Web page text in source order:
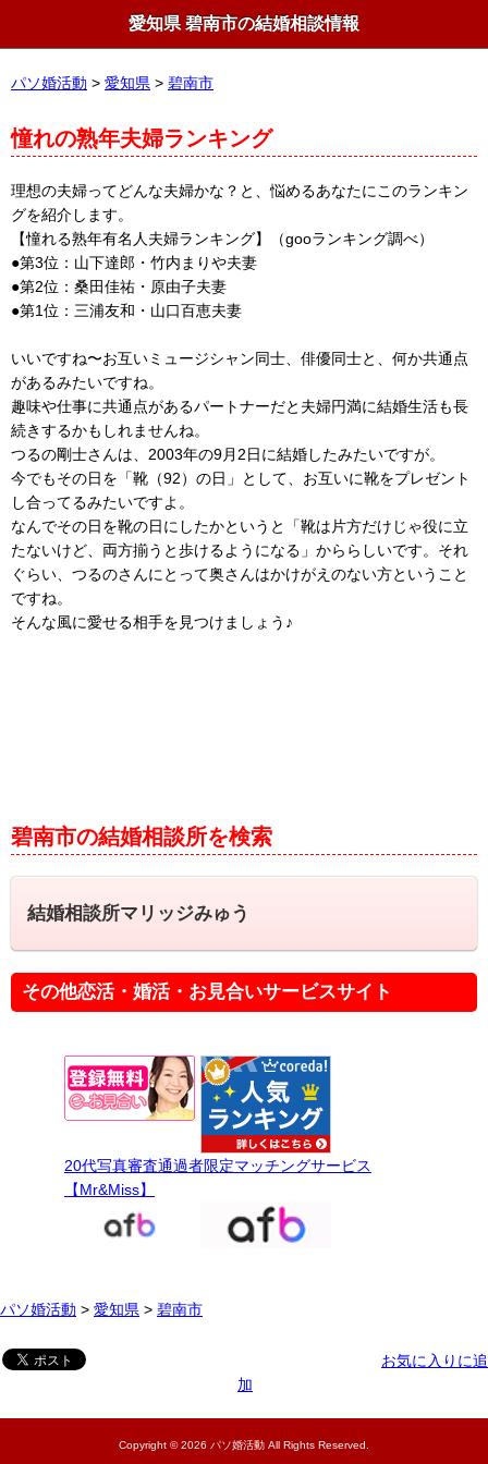
愛知県 碧南市の結婚相談情報
パソ婚活動 > 愛知県 > 碧南市
憧れの熟年夫婦ランキング
理想の夫婦ってどんな夫婦かな？と、悩めるあなたにこのランキン
グを紹介します。
【憧れる熟年有名人夫婦ランキング】（gooランキング調べ）
●第3位：山下達郎・竹内まりや夫妻
●第2位：桑田佳祐・原由子夫妻
●第1位：三浦友和・山口百恵夫妻
いいですね〜お互いミュージシャン同士、俳優同士と、何か共通点
があるみたいですね。
趣味や仕事に共通点があるパートナーだと夫婦円満に結婚生活も長
続きするかもしれませんね。
つるの剛士さんは、2003年の9月2日に結婚したみたいですが。
今でもその日を「靴（92）の日」として、お互いに靴をプレゼント
し合ってるみたいですよ。
なんでその日を靴の日にしたかというと「靴は片方だけじゃ役に立
たないけど、両方揃うと歩けるようになる」かららしいです。それ
ぐらい、つるのさんにとって奥さんはかけがえのない方ということ
ですね。
そんな風に愛せる相手を見つけましょう♪
碧南市の結婚相談所を検索
結婚相談所マリッジみゅう
その他恋活・婚活・お見合いサービスサイト
20代写真審査通過者限定マッチングサービス
【Mr&Miss】
パソ婚活動 > 愛知県 > 碧南市
お気に入りに追
加
Copyright ©2026 パソ婚活動 All Rights Reserved.